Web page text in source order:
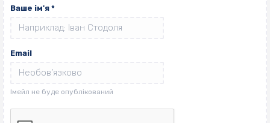
Ваше ім'я *
Email